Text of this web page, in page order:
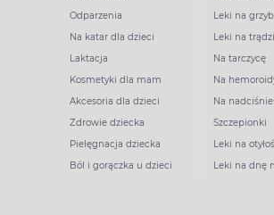
Odparzenia
Na katar dla dzieci
Laktacja
Kosmetyki dla mam
Akcesoria dla dzieci
Zdrowie dziecka
Pielęgnacja dziecka
Ból i gorączka u dzieci
Leki na
Leki na
Na tarczycę
Na
Na
Szczepionki
Leki na
Leki na dnę